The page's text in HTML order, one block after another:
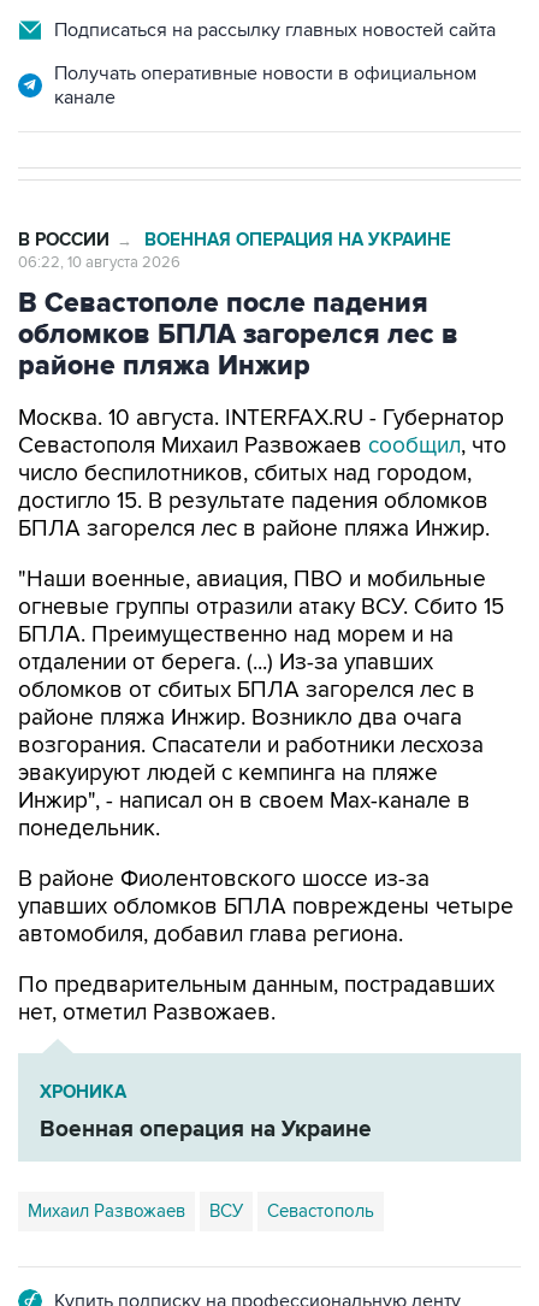
Подписаться на рассылку главных новостей сайта
Получать оперативные новости в официальном
канале
В РОССИИ → ВОЕННАЯ ОПЕРАЦИЯ НА УКРАИНЕ
06:22, 10 августа 2026
В Севастополе после падения
обломков БПЛА загорелся лес в
районе пляжа Инжир
Москва. 10 августа. INTERFAX.RU - Губернатор
Севастополя Михаил Развожаев сообщил, что
число беспилотников, сбитых над городом,
достигло 15. В результате падения обломков
БПЛА загорелся лес в районе пляжа Инжир.
"Наши военные, авиация, ПВО и мобильные
огневые группы отразили атаку ВСУ. Сбито 15
БПЛА. Преимущественно над морем и на
отдалении от берега. (...) Из-за упавших
обломков от сбитых БПЛА загорелся лес в
районе пляжа Инжир. Возникло два очага
возгорания. Спасатели и работники лесхоза
эвакуируют людей с кемпинга на пляже
Инжир", - написал он в своем Мах-канале в
понедельник.
В районе Фиолентовского шоссе из-за
упавших обломков БПЛА повреждены четыре
автомобиля, добавил глава региона.
По предварительным данным, пострадавших
нет, отметил Развожаев.
ХРОНИКА
Военная операция на Украине
Михаил Развожаев ВСУ Севастополь
Купить подписку на профессиональную ленту